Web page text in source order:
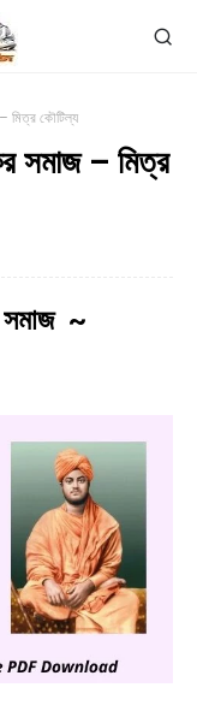
মিত্র কৌটিল্য
সমাজ – মিত্র
সমাজ ~